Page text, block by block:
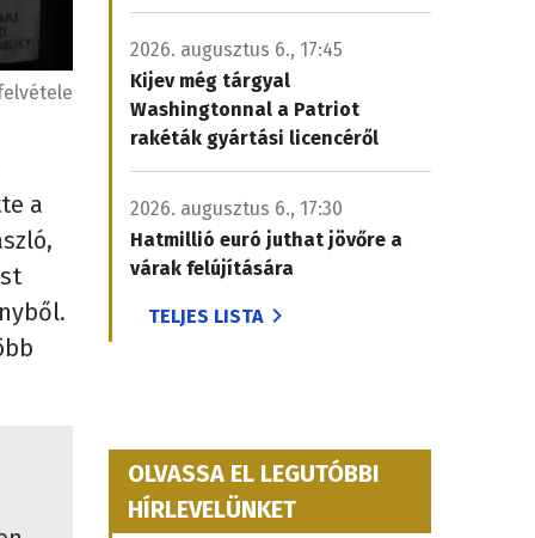
a
2026. augusztus 6., 17:45
Kijev még tárgyal
Washingtonnal a Patriot
rakéták gyártási licencéről
2026. augusztus 6., 17:30
Hatmillió euró juthat jövőre a
várak felújítására
TELJES LISTA
OLVASSA EL LEGUTÓBBI
HÍRLEVELÜNKET